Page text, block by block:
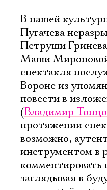
В нашей
Пугачева
Петруши
Маши
спектакля
Вороне из
повести в
(Владимир
протяжении
возможно,
инструментом в
комментировать
заглядывая в